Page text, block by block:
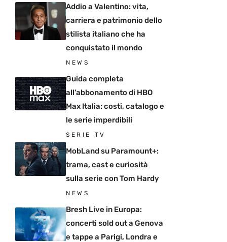
Addio a Valentino: vita,
carriera e patrimonio dello
stilista italiano che ha
conquistato il mondo
NEWS
Guida completa
all’abbonamento di HBO
Max Italia: costi, catalogo e
le serie imperdibili
SERIE TV
MobLand su Paramount+:
trama, cast e curiosità
sulla serie con Tom Hardy
NEWS
Bresh Live in Europa:
concerti sold out a Genova
e tappe a Parigi, Londra e